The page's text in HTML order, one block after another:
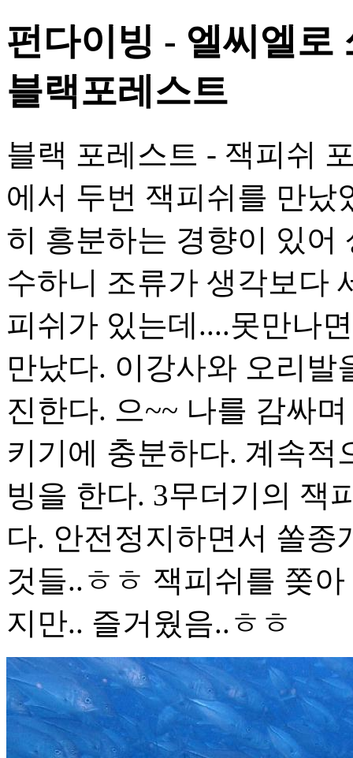
펀다이빙 - 엘씨엘로
블랙포레스트
블랙 포레스트 - 잭피쉬
에서 두번 잭피쉬를 만났
히 흥분하는 경향이 있어
수하니 조류가 생각보다
피쉬가 있는데....못만나
만났다. 이강사와 오리
진한다. 으~~ 나를 감싸
키기에 충분하다. 계속
빙을 한다. 3무더기의 잭
다. 안전정지하면서 쏠종
것들..ㅎㅎ 잭피쉬를 쫒
지만.. 즐거웠음..ㅎㅎ